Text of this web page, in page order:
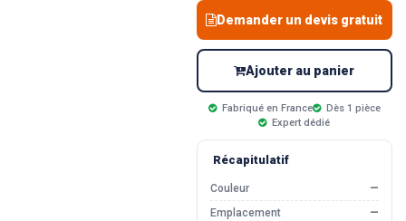
Demander un devis gratuit
Ajouter au panier
Fabriqué en France
Dès 1 pièce
Expert dédié
Récapitulatif
Couleur
—
Emplacement
—